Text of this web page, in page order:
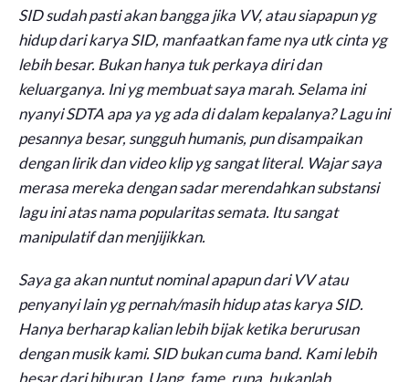
SID sudah pasti akan bangga jika VV, atau siapapun yg
hidup dari karya SID, manfaatkan fame nya utk cinta yg
lebih besar. Bukan hanya tuk perkaya diri dan
keluarganya. Ini yg membuat saya marah. Selama ini
nyanyi SDTA apa ya yg ada di dalam kepalanya? Lagu ini
pesannya besar, sungguh humanis, pun disampaikan
dengan lirik dan video klip yg sangat literal. Wajar saya
merasa mereka dengan sadar merendahkan substansi
lagu ini atas nama popularitas semata. Itu sangat
manipulatif dan menjijikkan.
Saya ga akan nuntut nominal apapun dari VV atau
penyanyi lain yg pernah/masih hidup atas karya SID.
Hanya berharap kalian lebih bijak ketika berurusan
dengan musik kami. SID bukan cuma band. Kami lebih
besar dari hiburan. Uang, fame, rupa, bukanlah